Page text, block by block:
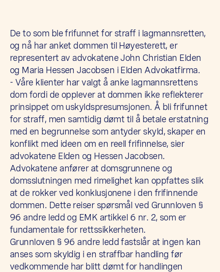
De to som ble frifunnet for straff i lagmannsretten,
og nå har anket dommen til Høyesterett, er
representert av advokatene John Christian Elden
og Maria Hessen Jacobsen i Elden Advokatfirma.
- Våre klienter har valgt å anke lagmannsrettens
dom fordi de opplever at dommen ikke reflekterer
prinsippet om uskyldspresumsjonen. Å bli frifunnet
for straff, men samtidig dømt til å betale erstatning
med en begrunnelse som antyder skyld, skaper en
konflikt med ideen om en reell frifinnelse, sier
advokatene Elden og Hessen Jacobsen.
Advokatene anfører at domsgrunnene og
domsslutningen med rimelighet kan oppfattes slik
at de rokker ved konklusjonene i den frifinnende
dommen. Dette reiser spørsmål ved Grunnloven §
96 andre ledd og EMK artikkel 6 nr. 2, som er
fundamentale for rettssikkerheten.
Grunnloven § 96 andre ledd fastslår at ingen kan
anses som skyldig i en straffbar handling før
vedkommende har blitt dømt for handlingen